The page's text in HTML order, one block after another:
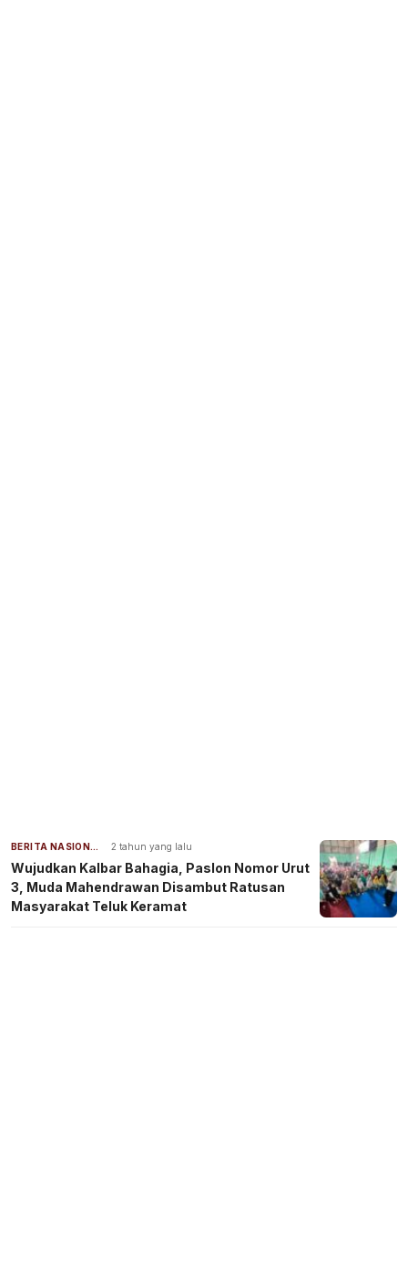
BERITA NASIONAL 2 tahun yang lalu
Wujudkan Kalbar Bahagia, Paslon Nomor Urut
3, Muda Mahendrawan Disambut Ratusan
Masyarakat Teluk Keramat